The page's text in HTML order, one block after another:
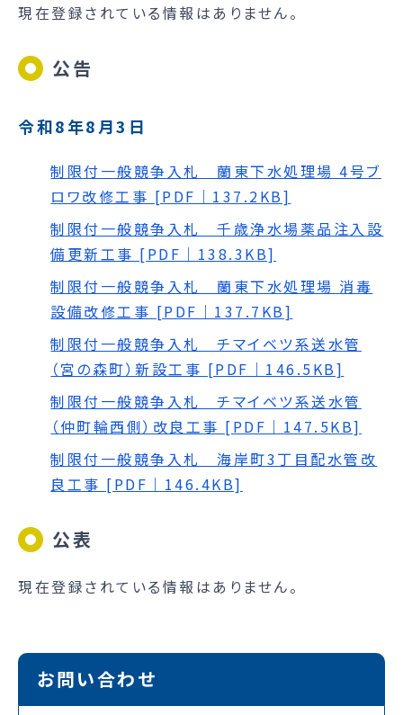
現在登録されている情報はありません。
公告
令和8年8月3日
制限付一般競争入札 蘭東下水処理場 4号ブ
ロワ改修工事 [PDF｜137.2KB]
制限付一般競争入札 千歳浄水場薬品注入設
備更新工事 [PDF｜138.3KB]
制限付一般競争入札 蘭東下水処理場 消毒
設備改修工事 [PDF｜137.7KB]
制限付一般競争入札 チマイベツ系送水管
（宮の森町）新設工事 [PDF｜146.5KB]
制限付一般競争入札 チマイベツ系送水管
（仲町輪西側）改良工事 [PDF｜147.5KB]
制限付一般競争入札 海岸町3丁目配水管改
良工事 [PDF｜146.4KB]
公表
現在登録されている情報はありません。
お問い合わせ